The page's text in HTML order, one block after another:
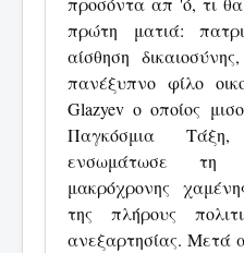
πρώτη ματιά:
αίσθηση
πανέξυπνο φίλο
Glazyev ο οποίος
Παγκόσμια
ενσωμάτωσε τη
μακρόχρονης
της πλήρους
ανεξαρτησίας. Μετά